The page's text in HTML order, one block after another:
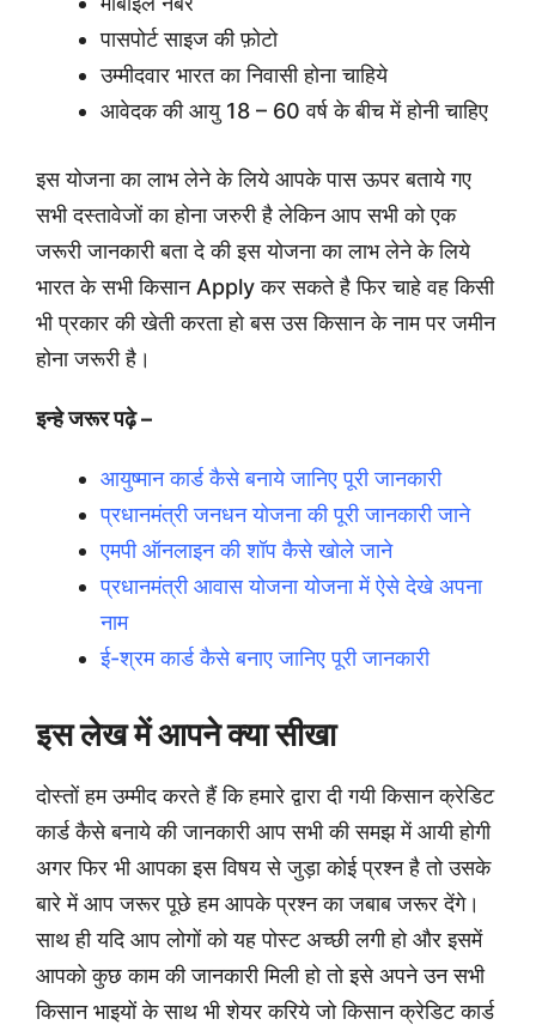
पासपोर्ट साइज की फ़ोटो
उम्मीदवार भारत का निवासी होना चाहिये
आवेदक की आयु 18 – 60 वर्ष के बीच में होनी चाहिए
इस योजना का लाभ लेने के लिये आपके पास ऊपर बताये गए
सभी दस्तावेजों का होना जरुरी है लेकिन आप सभी को एक
जरूरी जानकारी बता दे की इस योजना का लाभ लेने के लिये
भारत के सभी किसान Apply कर सकते है फिर चाहे वह किसी
भी प्रकार की खेती करता हो बस उस किसान के नाम पर जमीन
होना जरूरी है।
इन्हे जरूर पढ़े –
आयुष्मान कार्ड कैसे बनाये जानिए पूरी जानकारी
प्रधानमंत्री जनधन योजना की पूरी जानकारी जाने
एमपी ऑनलाइन की शॉप कैसे खोले जाने
प्रधानमंत्री आवास योजना योजना में ऐसे देखे अपना
नाम
ई-श्रम कार्ड कैसे बनाए जानिए पूरी जानकारी
इस लेख में आपने क्या सीखा
दोस्तों हम उम्मीद करते हैं कि हमारे द्वारा दी गयी किसान क्रेडिट
कार्ड कैसे बनाये की जानकारी आप सभी की समझ में आयी होगी
अगर फिर भी आपका इस विषय से जुड़ा कोई प्रश्न है तो उसके
बारे में आप जरूर पूछे हम आपके प्रश्न का जबाब जरूर देंगे।
साथ ही यदि आप लोगों को यह पोस्ट अच्छी लगी हो और इसमें
आपको कुछ काम की जानकारी मिली हो तो इसे अपने उन सभी
किसान भाइयों के साथ भी शेयर करिये जो किसान क्रेडिट कार्ड